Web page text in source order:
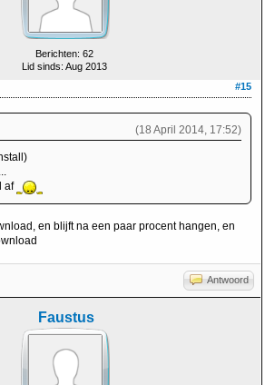
Berichten: 62
Lid sinds: Aug 2013
#15
(18 April 2014, 17:52)
af
en blijft na een paar procent hangen, en
Antwoord
Faustus